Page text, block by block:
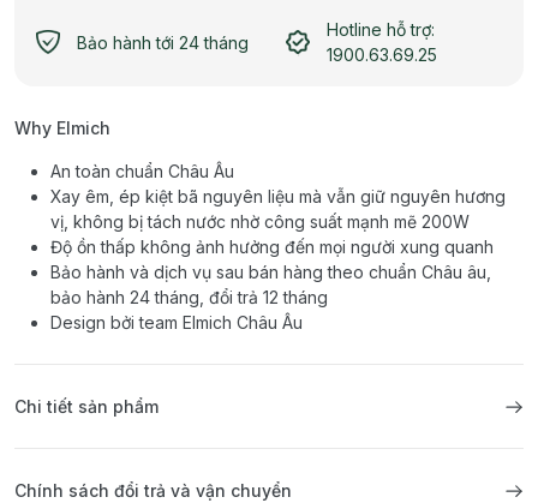
Bảo hành tới 24 tháng
Hotline hỗ trợ:
1900.63.69.25
Why Elmich
An toàn chuẩn Châu Âu
Xay êm, ép kiệt bã nguyên liệu mà vẫn giữ nguyên hương
vị, không bị tách nước nhờ công suất mạnh mẽ 200W
Độ ồn thấp không ảnh hưởng đến mọi người xung quanh
Bảo hành và dịch vụ sau bán hàng theo chuẩn Châu âu,
bảo hành 24 tháng, đổi trả 12 tháng
Design bởi team Elmich Châu Âu
Chi tiết sản phẩm
Chính sách đổi trả và vận chuyển